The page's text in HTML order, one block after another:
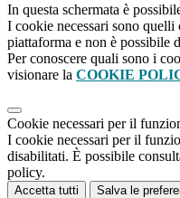
In questa schermata è
I cookie necessari sono
piattaforma e non è possibile
Per conoscere quali sono i
visionare la COOKIE
Cookie necessari per il
I cookie necessari per il
disabilitati. È possibile
policy.
Accetta tutti Salva le